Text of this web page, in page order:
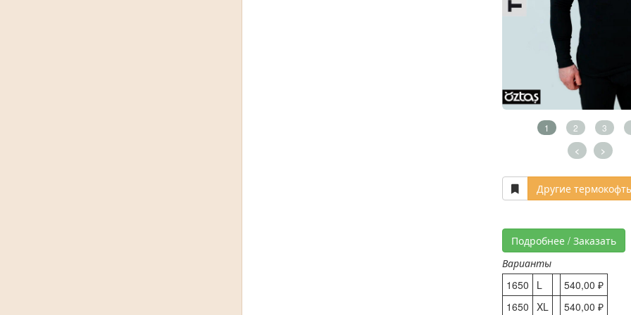
1 2 3
< >
Другие
Подробнее / Заказать
Варианты
1650
L
540,00 ₽
1650 XL 540,00 ₽